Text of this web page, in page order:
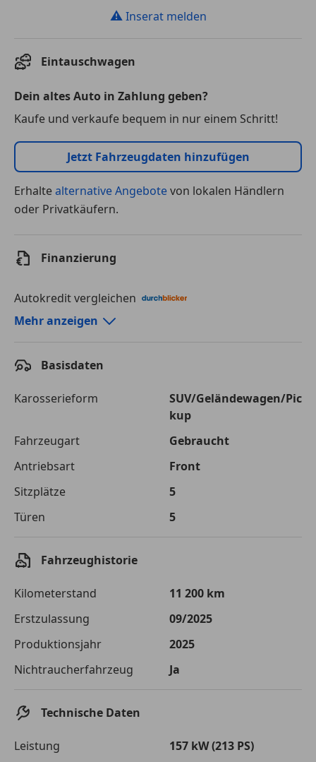
⚠ Inserat melden
Eintauschwagen
Dein altes Auto in Zahlung geben?
Kaufe und verkaufe bequem in nur einem Schritt!
Jetzt Fahrzeugdaten hinzufügen
Erhaltealternative Angebotevon lokalen Händlern
oder Privatkäufern.
Finanzierung
Autokredit vergleichen
Autokredit-Rechner von durchblicker.at
120 Monate
Kreditbetrag
€ 38 000,-
Gesamtbetrag
Einberechnete Gebühren
€ 0,-
Effektivzinsatz
Monatliche Rate € 446,12
Die tatsächlichen Konditionen sind abhängig von Ihrer Bonität sowie
von der von Ihnen gewählten Bank. Rückzahlungszeitraum 1-10
Jahre. Zinsspanne Sollzinssatz: 2,90% - 14,90%.
Mehr anzeigen
Basisdaten
Karosserieform
SUV/Geländewagen/Pic
kup
Fahrzeugart
Gebraucht
Antriebsart
Front
Sitzplätze
5
Türen
5
Fahrzeughistorie
Kilometerstand
11 200 km
Erstzulassung
09/2025
Produktionsjahr
2025
Nichtraucherfahrzeug
Ja
Technische Daten
Leistung
157 kW (213 PS)